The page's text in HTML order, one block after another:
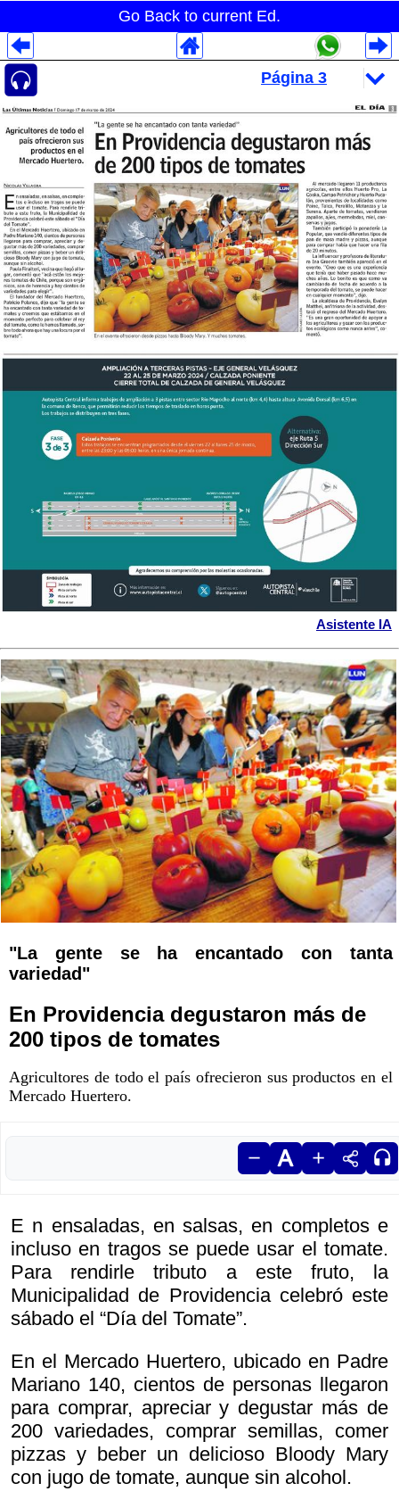
Go Back to current Ed.
Asistente IA
"La gente se ha encantado con tanta
variedad"
En Providencia degustaron más de
200 tipos de tomates
Agricultores de todo el país ofrecieron sus productos en el
Mercado Huertero.
E n ensaladas, en salsas, en completos e
incluso en tragos se puede usar el tomate.
Para rendirle tributo a este fruto, la
Municipalidad de Providencia celebró este
sábado el “Día del Tomate”.
En el Mercado Huertero, ubicado en Padre
Mariano 140, cientos de personas llegaron
para comprar, apreciar y degustar más de
200 variedades, comprar semillas, comer
pizzas y beber un delicioso Bloody Mary
con jugo de tomate, aunque sin alcohol.
Despliegues Analytics
Despliegues Totales
Despliegues por Rubros